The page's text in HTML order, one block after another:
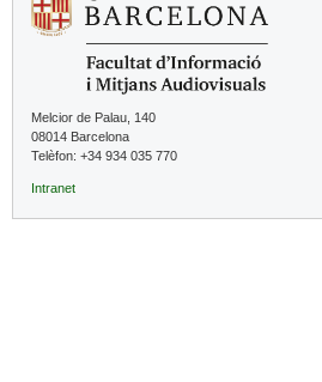
Melcior de Palau, 140
08014 Barcelona
Telèfon: +34 934 035 770
Intranet